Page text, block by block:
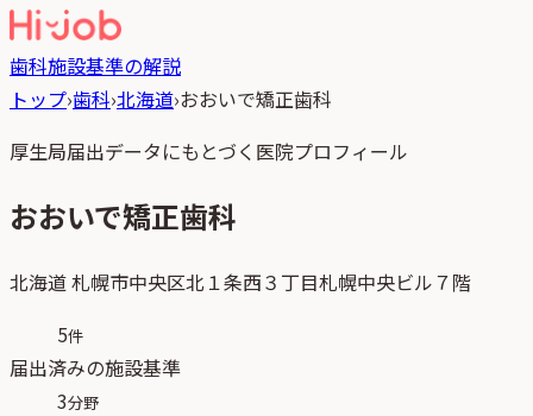
歯科施設基準の解説
トップ›歯科›北海道›おおいで矯正歯科
厚生局届出データにもとづく医院プロフィール
おおいで矯正歯科
北海道札幌市中央区北１条西３丁目札幌中央ビル７階
5件
届出済みの施設基準
3分野